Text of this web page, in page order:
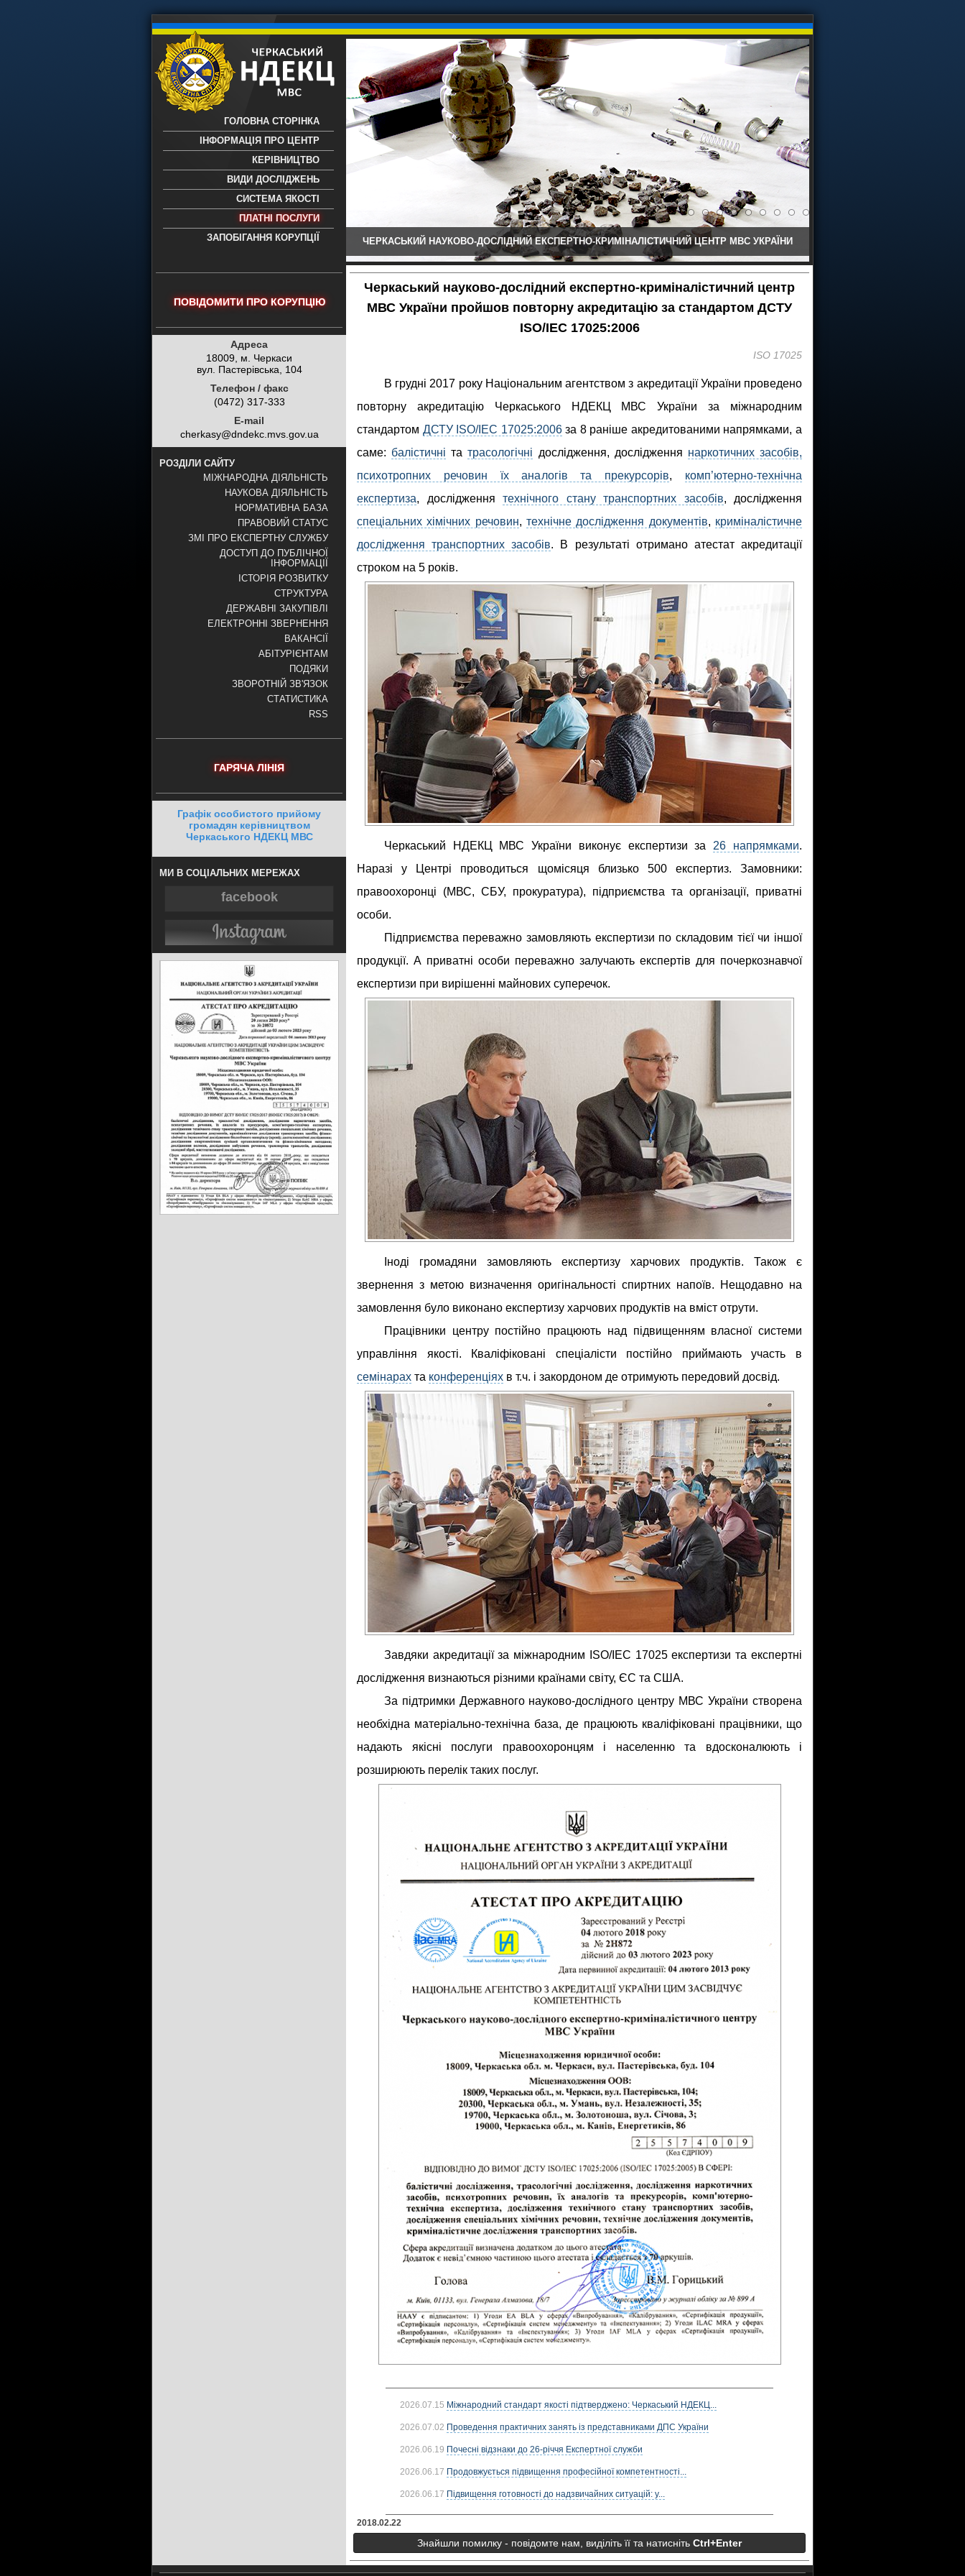
науково-дослідний експертно-
- проведення всих видів судових
експертиз
ГОЛОВНА СТОРІНКА
ІНФОРМАЦІЯ ПРО ЦЕНТР
КЕРІВНИЦТВО
ВИДИ ДОСЛІДЖЕНЬ
СИСТЕМА ЯКОСТІ
ПЛАТНІ ПОСЛУГИ
ЗАПОБІГАННЯ КОРУПЦІЇ
ЧЕРКАСЬКИЙ НАУКОВО-ДОСЛІДНИЙ ЕКСПЕРТНО-КРИМІНАЛІСТИЧНИЙ ЦЕНТР МВС УКРАЇНИ
ПОВІДОМИТИ ПРО КОРУПЦІЮ
Адреса
18009, м. Черкаси
вул. Пастерівська, 104
Телефон / факс
(0472) 317-333
E-mail
cherkasy@dndekc.mvs.gov.ua
РОЗДІЛИ САЙТУ
МІЖНАРОДНА ДІЯЛЬНІСТЬ
НАУКОВА ДІЯЛЬНІСТЬ
НОРМАТИВНА БАЗА
ПРАВОВИЙ СТАТУС
ЗМІ ПРО ЕКСПЕРТНУ СЛУЖБУ
ДОСТУП ДО ПУБЛІЧНОЇ
ІНФОРМАЦІЇ
ІСТОРІЯ РОЗВИТКУ
СТРУКТУРА
ДЕРЖАВНІ ЗАКУПІВЛІ
ЕЛЕКТРОННІ ЗВЕРНЕННЯ
ВАКАНСІЇ
АБІТУРІЄНТАМ
ПОДЯКИ
ЗВОРОТНІЙ ЗВ'ЯЗОК
СТАТИСТИКА
RSS
ГАРЯЧА ЛІНІЯ
Графік особистого прийому
громадян керівництвом
Черкаського НДЕКЦ МВС
МИ В СОЦІАЛЬНИХ МЕРЕЖАХ
facebook
Черкаський науково-дослідний експертно-криміналістичний центр
МВС України пройшов повторну акредитацію за стандартом ДСТУ
ISO/IEC 17025:2006
ISO 17025
В грудні 2017 року Національним агентством з акредитації України проведено
повторну акредитацію Черкаського НДЕКЦ МВС України за міжнародним
стандартом ДСТУ ISO/IEC 17025:2006за 8 раніше акредитованими напрямками, а
саме: балістичні татрасологічні дослідження, дослідження наркотичних засобів,
психотропних речовин їх аналогів та прекурсорів, комп’ютерно-технічна
експертиза, дослідження технічного стану транспортних засобів, дослідження
спеціальних хімічних речовин,технічне дослідження документів, криміналістичне
дослідження транспортних засобів. В результаті отримано атестат акредитації
строком на 5 років.
Черкаський НДЕКЦ МВС України виконує експертизи за 26 напрямками.
Наразі у Центрі проводиться щомісяця близько 500 експертиз. Замовники:
правоохоронці (МВС, СБУ, прокуратура), підприємства та організації, приватні
особи.
Підприємства переважно замовляють експертизи по складовим тієї чи іншої
продукції. А приватні особи переважно залучають експертів для почеркознавчої
експертизи при вирішенні майнових суперечок.
Іноді громадяни замовляють експертизу харчових продуктів. Також є
звернення з метою визначення оригінальності спиртних напоїв. Нещодавно на
замовлення було виконано експертизу харчових продуктів на вміст отрути.
Працівники центру постійно працюють над підвищенням власної системи
управління якості. Кваліфіковані спеціалісти постійно приймають участь в
семінарах та конференціях в т.ч. і закордоном де отримують передовий досвід.
Завдяки акредитації за міжнародним ISO/IEC 17025 експертизи та експертні
дослідження визнаються різними країнами світу, ЄС та США.
За підтримки Державного науково-дослідного центру МВС України створена
необхідна матеріально-технічна база, де працюють кваліфіковані працівники, що
надають якісні послуги правоохоронцям і населенню та вдосконалюють і
розширюють перелік таких послуг.
2026.07.15 Міжнародний стандарт якості підтверджено: Черкаський НДЕКЦ...
2026.07.02 Проведення практичних занять із представниками ДПС України
2026.06.19 Почесні відзнаки до 26-річчя Експертної служби
2026.06.17 Продовжується підвищення професійної компетентності...
2026.06.17 Підвищення готовності до надзвичайних ситуацій: у...
2018.02.22
Знайшли помилку - повідомте нам, виділіть її та натисніть Ctrl+Enter